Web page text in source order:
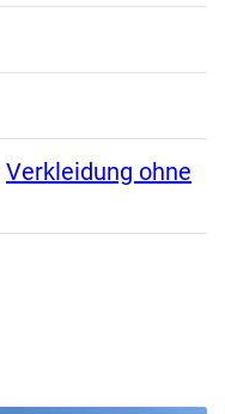
Verkleidung ohne